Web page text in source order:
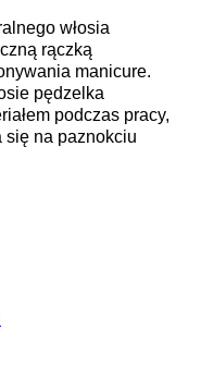
włosia
rączką
manicure.
pędzelka
podczas pracy,
się na paznokciu